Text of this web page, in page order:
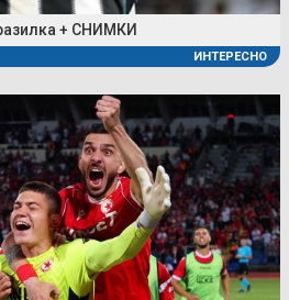
+ СНИМКИ
ИНТЕРЕСНО